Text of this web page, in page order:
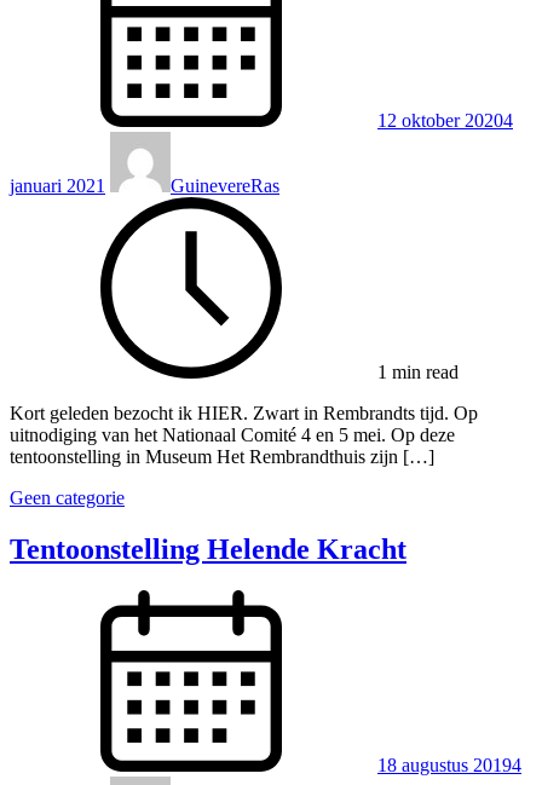
12 oktober 20204
januari 2021 GuinevereRas
1 min read
Kort geleden bezocht ik HIER. Zwart in Rembrandts tijd. Op
uitnodiging van het Nationaal Comité 4 en 5 mei. Op deze
tentoonstelling in Museum Het Rembrandthuis zijn […]
Geen categorie
Tentoonstelling Helende Kracht
18 augustus 20194